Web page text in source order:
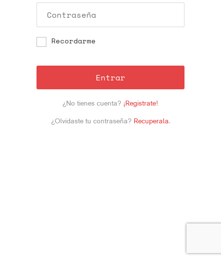
Recordarme
Entrar
¿No tienes cuenta? ¡Registrate!
¿Olvidaste tu contraseña? Recuperala.